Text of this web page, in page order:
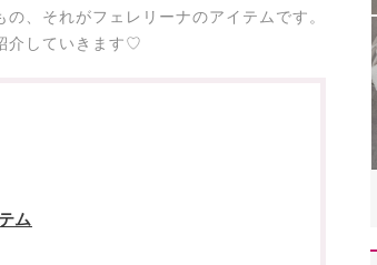
、それがフェレリーナのアイテムです。
介していきます♡
ム